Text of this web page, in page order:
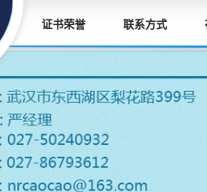
证书荣誉 联系方式